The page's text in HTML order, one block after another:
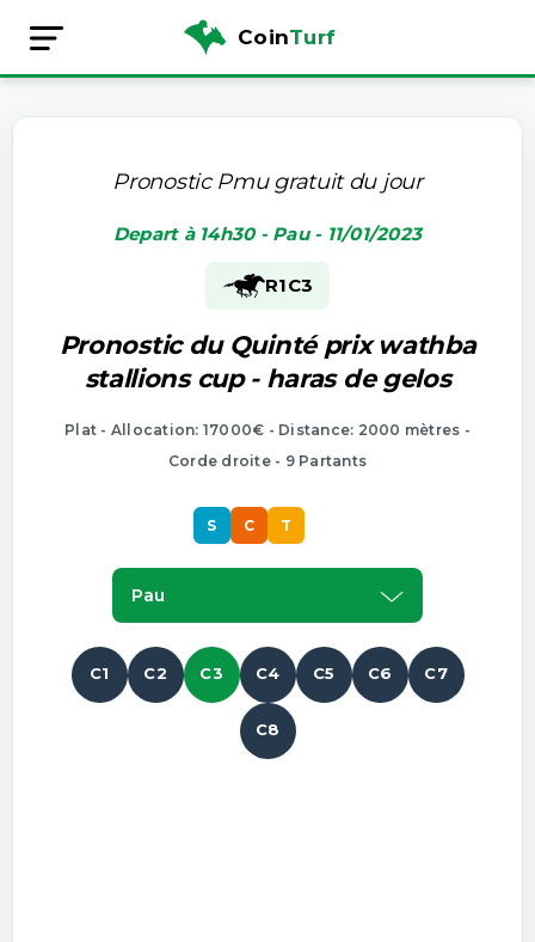
CoinTurf
Pronostic Pmu gratuit du jour
Depart à 14h30 - Pau - 11/01/2023
R1C3
Pronostic du Quinté prix wathba
stallions cup - haras de gelos
Plat - Allocation: 17000€ - Distance: 2000 mètres -
Corde droite - 9 Partants
S C T
Pau
C1 C2 C3 C4 C5 C6 C7
C8